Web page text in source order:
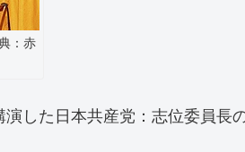
：赤
した日本共産党：志位委員長